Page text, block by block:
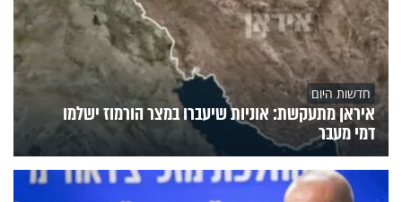
חדשות היום
איראן מתעקשת: אוניות שיעברו במצר הורמוז ישלמו
דמי מעבר